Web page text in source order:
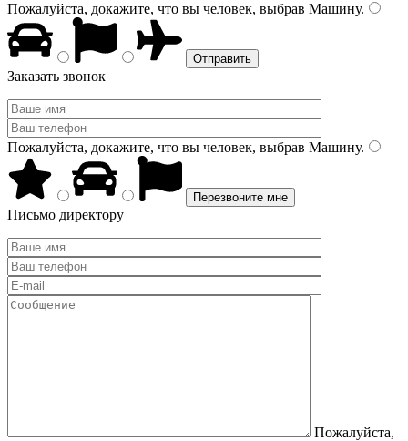
Пожалуйста, докажите, что вы человек, выбрав Машину.
Заказать звонок
Пожалуйста, докажите, что вы человек, выбрав Машину.
Письмо директору
Пожалуйста,